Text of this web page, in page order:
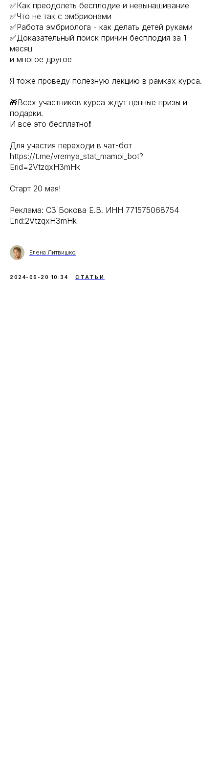
✅Как преодолеть бесплодие и невынашивание
✅Что не так с эмбрионами
✅Работа эмбриолога - как делать детей руками
✅Доказательный поиск причин бесплодия за 1
месяц
и многое другое
Я тоже проведу полезную лекцию в рамках курса.
🎁Всех участников курса ждут ценные призы и
подарки.
И все это бесплатно❗️
Для участия переходи в чат-бот
https://t.me/vremya_stat_mamoi_bot?
Erid=2VtzqxH3mHk
Старт 20 мая!
Реклама: СЗ Бокова Е.В. ИНН 771575068754
Erid:2VtzqxH3mHk
Елена Литвишко
2024-05-20 10:34 СТАТЬИ